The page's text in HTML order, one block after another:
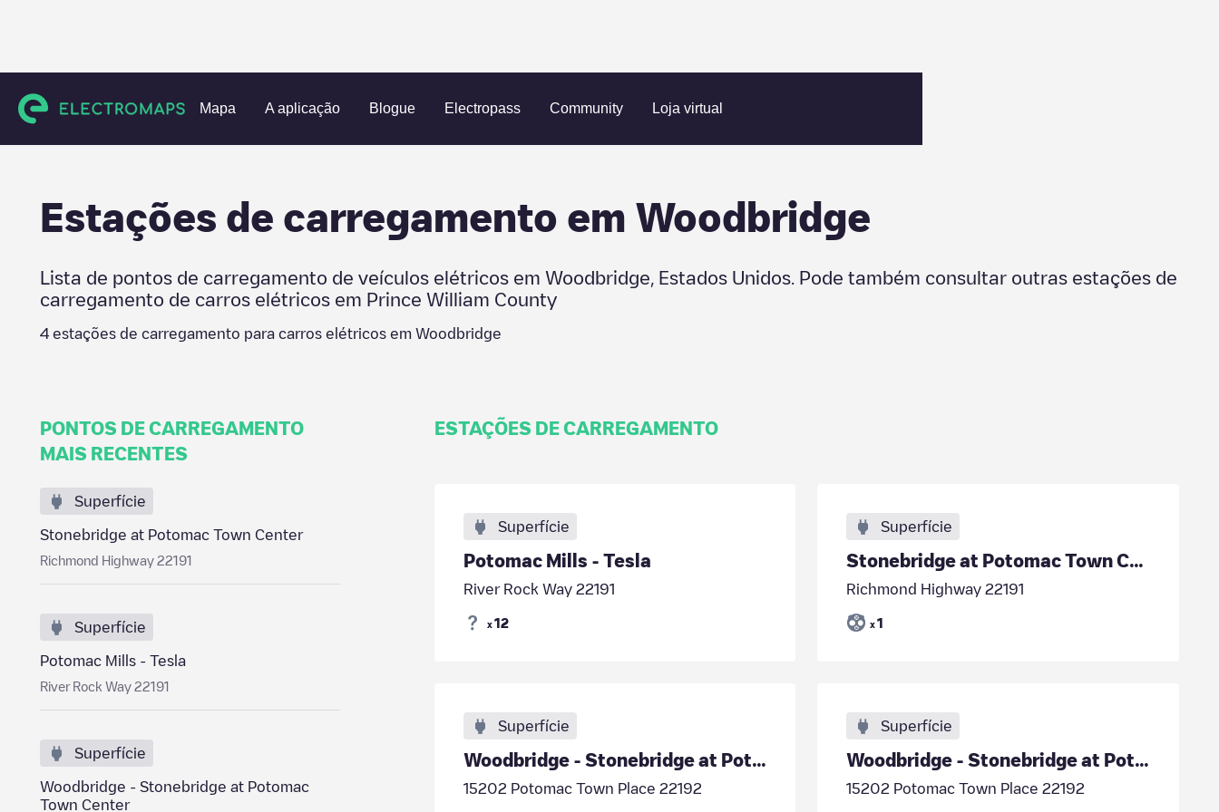
Mapa A aplicação Blogue Electropass Community Loja virtual
Charging stations Estados Unidos Prince William County Woodbridge
Estações de carregamento em Woodbridge
Lista de pontos de carregamento de veículos elétricos em Woodbridge Estados Unidos . Pode também consultar outras estações de
carregamento de carros elétricos em Prince William County
4 estações de carregamento para carros elétricos em Woodbridge
PONTOS DE CARREGAMENTO
MAIS RECENTES
Superfície
Stonebridge at Potomac Town Center
Richmond Highway 22191
Superfície
Potomac Mills - Tesla
River Rock Way 22191
Superfície
Woodbridge - Stonebridge at Potomac
Town Center
ESTAÇÕES DE CARREGAMENTO
Superfície
Potomac Mills - Tesla
River Rock Way 22191
x 12
Superfície
Stonebridge at Potomac Town Center
Richmond Highway 22191
x 1
Superfície
Woodbridge - Stonebridge at Potomac Town Center
15202 Potomac Town Place 22192
Superfície
Woodbridge - Stonebridge at Potomac Town Center
15202 Potomac Town Place 22192